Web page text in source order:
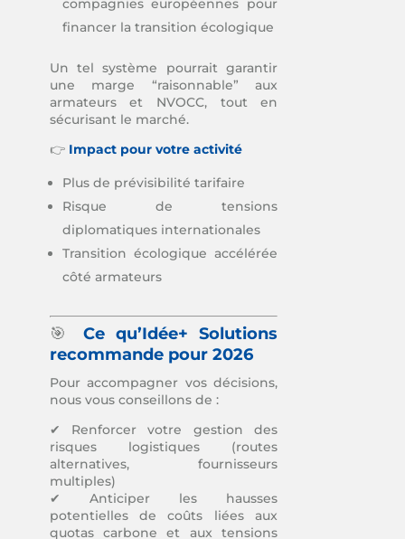
compagnies européennes pour
financer la transition écologique
Un tel système pourrait garantir
une marge “raisonnable” aux
armateurs et NVOCC, tout en
sécurisant le marché.
👉 Impact pour votre activité
Plus de prévisibilité tarifaire
Risque de tensions
diplomatiques internationales
Transition écologique accélérée
côté armateurs
🎯 Ce qu’Idée+ Solutions
recommande pour 2026
Pour accompagner vos décisions,
nous vous conseillons de :
✔ Renforcer votre gestion des
risques logistiques (routes
alternatives, fournisseurs
multiples)
✔ Anticiper les hausses
potentielles de coûts liées aux
quotas carbone et aux tensions